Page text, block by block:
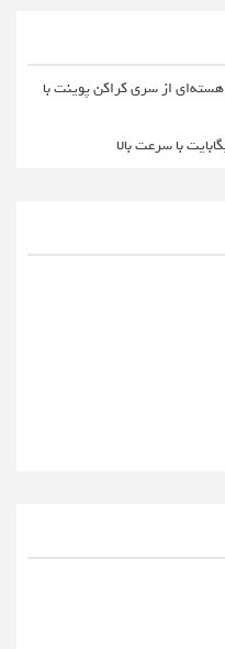
پردازنده معرفی‌نشده 6 هسته‌ای از سری کراکن پوینت با